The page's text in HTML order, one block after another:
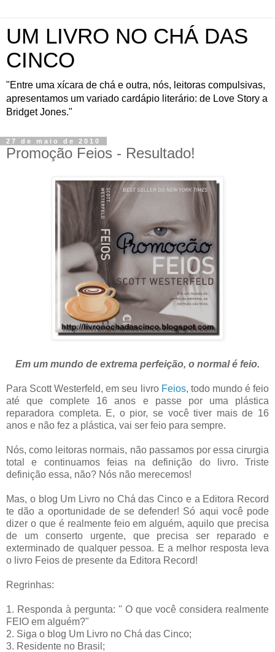
UM LIVRO NO CHÁ DAS
CINCO
"Entre uma xícara de chá e outra, nós, leitoras compulsivas,
apresentamos um variado cardápio literário: de Love Story a
Bridget Jones."
27 de maio de 2010
Promoção Feios - Resultado!
Em um mundo de extrema perfeição, o normal é feio.
Para Scott Westerfeld, em seu livro Feios, todo mundo é feio
até que complete 16 anos e passe por uma plástica
reparadora completa. E, o pior, se você tiver mais de 16
anos e não fez a plástica, vai ser feio para sempre.
Nós, como leitoras normais, não passamos por essa cirurgia
total e continuamos feias na definição do livro. Triste
definição essa, não? Nós não merecemos!
Mas, o blog Um Livro no Chá das Cinco e a Editora Record
te dão a oportunidade de se defender! Só aqui você pode
dizer o que é realmente feio em alguém, aquilo que precisa
de um conserto urgente, que precisa ser reparado e
exterminado de qualquer pessoa. E a melhor resposta leva
o livro Feios de presente da Editora Record!
Regrinhas:
1. Responda à pergunta: " O que você considera realmente
FEIO em alguém?"
2. Siga o blog Um Livro no Chá das Cinco;
3. Residente no Brasil;